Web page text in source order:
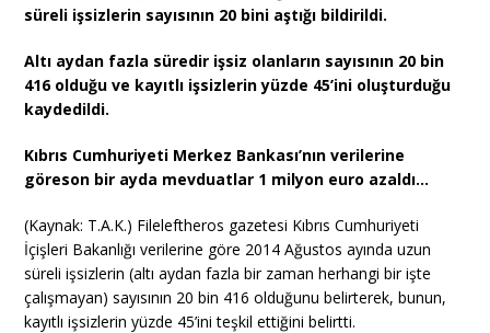
süreli işsizlerin sayısının 20 bini aştığı bildirildi.
Altı aydan fazla süredir işsiz olanların sayısının 20 bin
416 olduğu ve kayıtlı işsizlerin yüzde 45’ini oluşturduğu
kaydedildi.
Kıbrıs Cumhuriyeti Merkez Bankası’nın verilerine
göreson bir ayda mevduatlar 1 milyon euro azaldı…
(Kaynak: T.A.K.) Fileleftheros gazetesi Kıbrıs Cumhuriyeti
İçişleri Bakanlığı verilerine göre 2014 Ağustos ayında uzun
süreli işsizlerin (altı aydan fazla bir zaman herhangi bir işte
çalışmayan) sayısının 20 bin 416 olduğunu belirterek, bunun,
kayıtlı işsizlerin yüzde 45’ini teşkil ettiğini belirtti.